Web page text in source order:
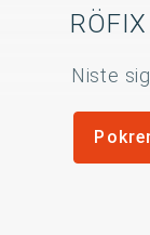
Niste